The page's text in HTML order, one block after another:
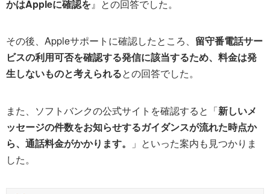
かはAppleに確認を』との回答でした。
その後、Appleサポートに確認したところ、 留守番電話サー
ビスの利用可否を確認する発信に該当するため、料金は発
生しないものと考えられるとの回答でした。
また、ソフトバンクの公式サイトを確認すると「新しいメ
ッセージの件数をお知らせするガイダンスが流れた時点か
ら、通話料金がかかります。
」といった案内も見つかりま
した。